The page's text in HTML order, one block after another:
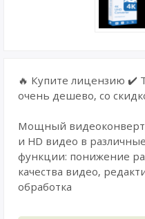
🔥 Купите лицензию ✔️
очень дешево, со
Мощный
и HD видео в
функции: понижение
качества видео,
обработка